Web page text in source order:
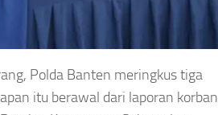
Polda Banten meringkus tiga
itu berawal dari laporan korban